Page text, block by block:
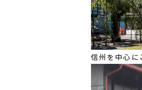
信州を中心に